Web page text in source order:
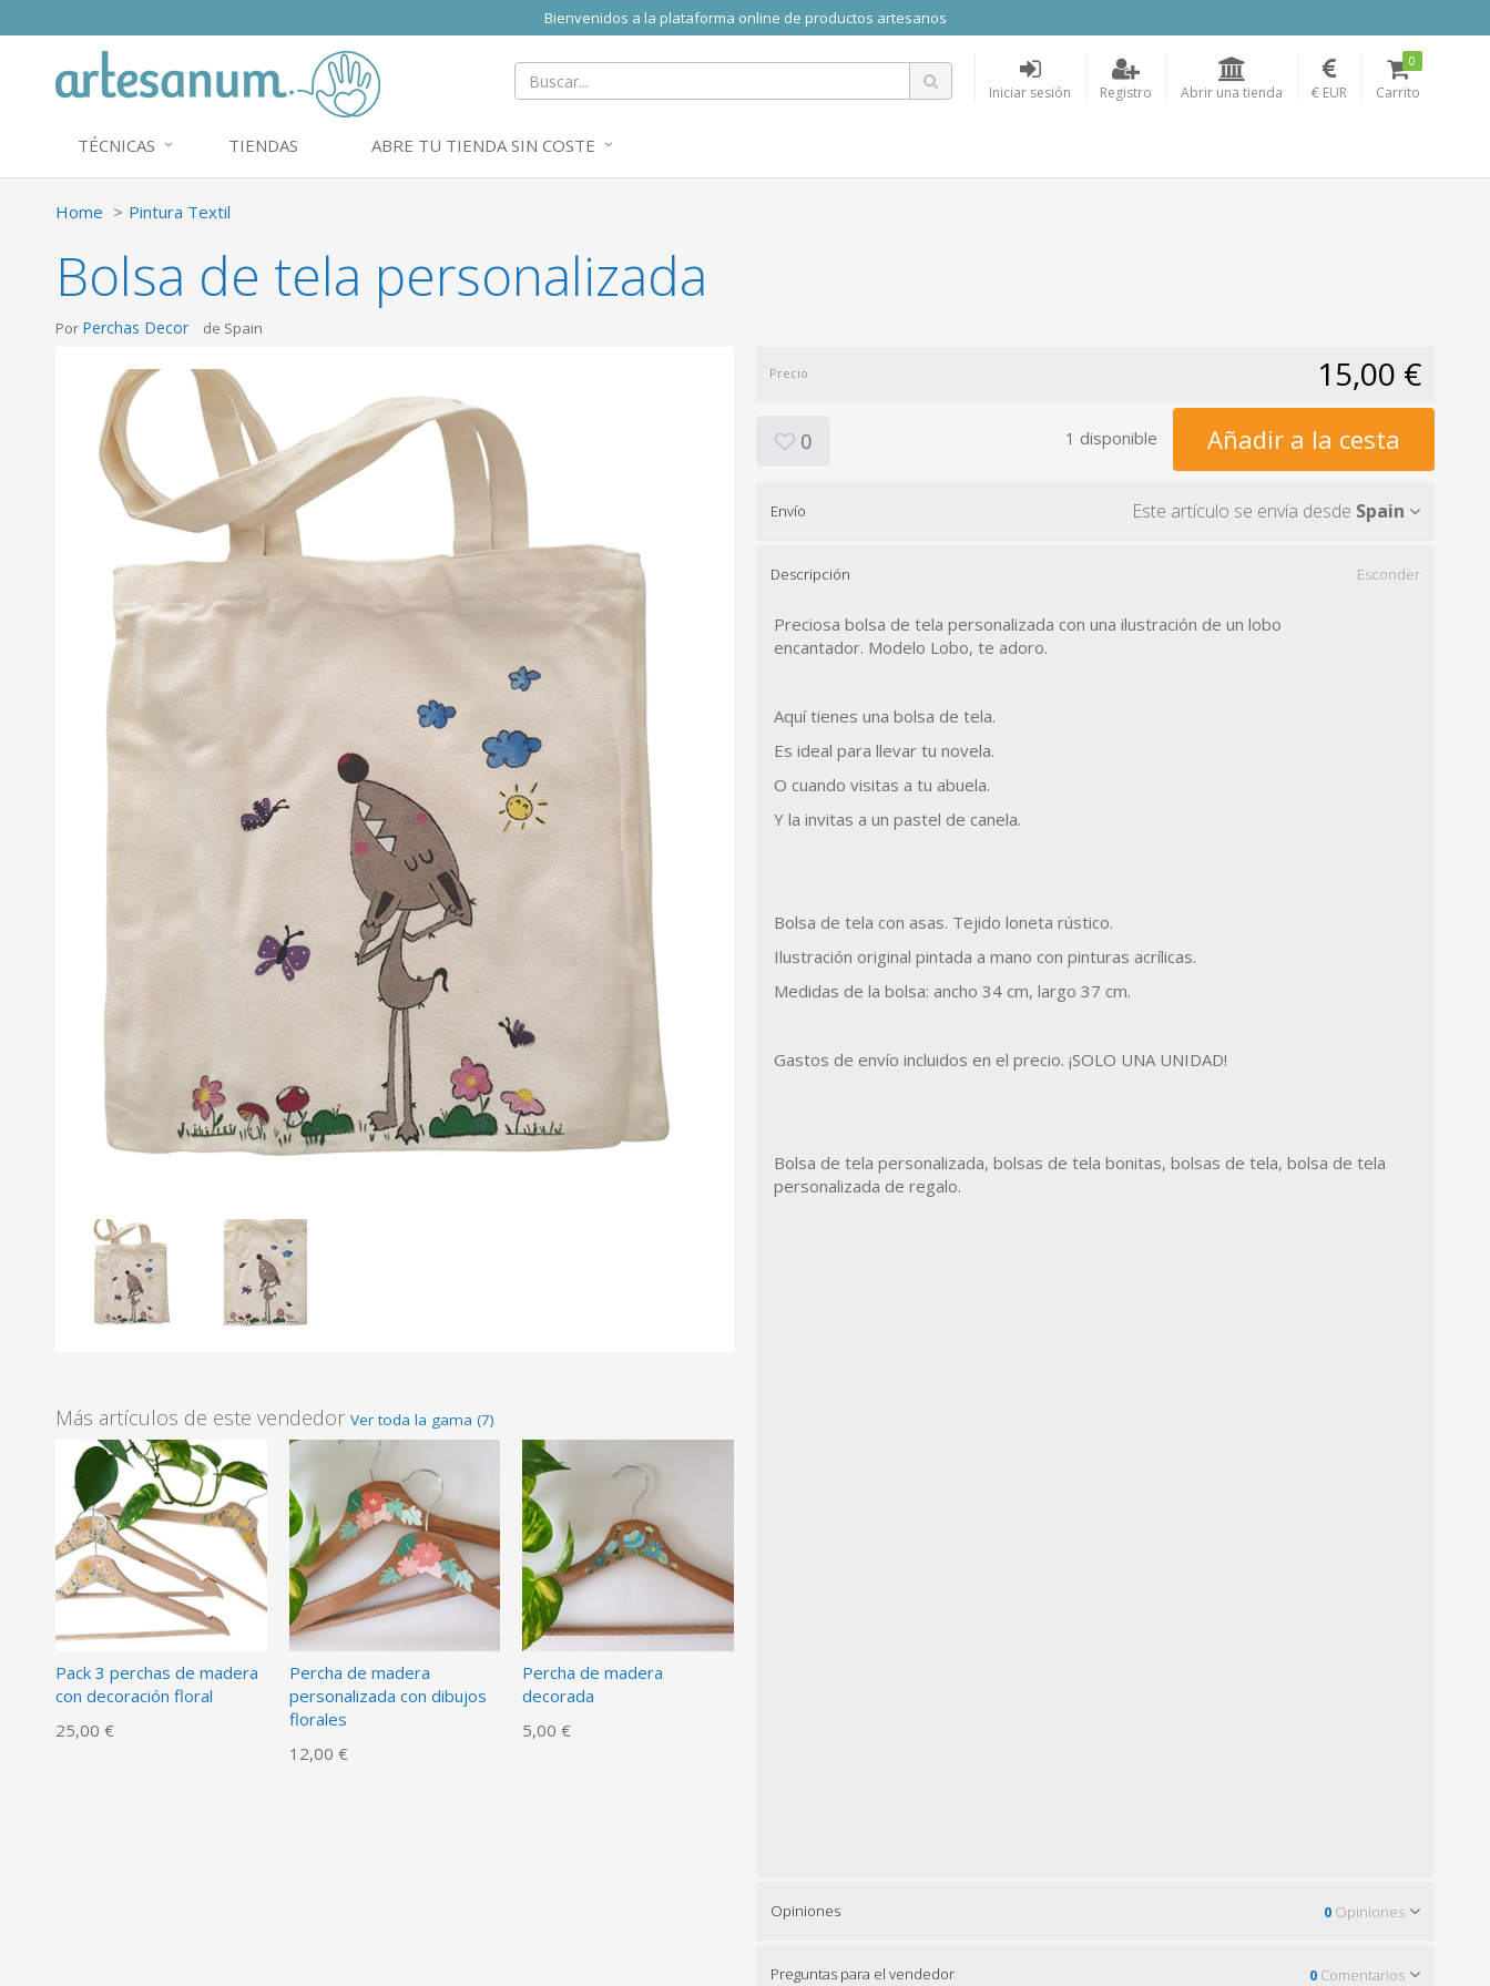
Bienvenidos a la plataforma online de productos artesanos
Iniciar sesión Registro Abrir una tienda € EUR Carrito
0
TÉCNICAS TIENDAS ABRE TU TIENDA SIN COSTE
Home Pintura Textil
Bolsa de tela personalizada
Por Perchas Decor de Spain
Más artículos de este vendedor Ver toda la gama (7)
Pack 3 perchas de madera
con decoración floral
25,00 €
Percha de madera
personalizada con dibujos
florales
12,00 €
Percha de madera
decorada
5,00 €
Precio 15,00 €
0 1 disponible Añadir a la cesta
Envío Este artículo se envía desde Spain
Descripción Esconder
Preciosa bolsa de tela personalizada con una ilustración de un lobo
encantador. Modelo Lobo, te adoro.
Aquí tienes una bolsa de tela.
Es ideal para llevar tu novela.
O cuando visitas a tu abuela.
Y la invitas a un pastel de canela.
Bolsa de tela con asas. Tejido loneta rústico.
Ilustración original pintada a mano con pinturas acrílicas.
Medidas de la bolsa: ancho 34 cm, largo 37 cm.
Gastos de envío incluidos en el precio. ¡SOLO UNA UNIDAD!
Bolsa de tela personalizada, bolsas de tela bonitas, bolsas de tela, bolsa de tela
personalizada de regalo.
Opiniones 0 Opiniones
Preguntas para el vendedor 0 Comentarios